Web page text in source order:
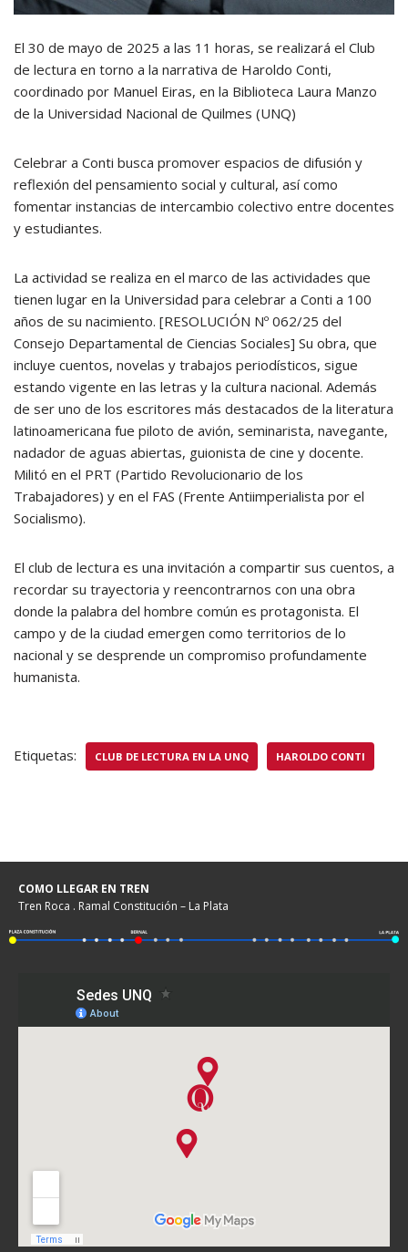
El 30 de mayo de 2025 a las 11 horas, se realizará el Club
de lectura en torno a la narrativa de Haroldo Conti,
coordinado por Manuel Eiras, en la Biblioteca Laura Manzo
de la Universidad Nacional de Quilmes (UNQ)
Celebrar a Conti busca promover espacios de difusión y
reflexión del pensamiento social y cultural, así como
fomentar instancias de intercambio colectivo entre docentes
y estudiantes.
La actividad se realiza en el marco de las actividades que
tienen lugar en la Universidad para celebrar a Conti a 100
años de su nacimiento. [RESOLUCIÓN Nº 062/25 del
Consejo Departamental de Ciencias Sociales] Su obra, que
incluye cuentos, novelas y trabajos periodísticos, sigue
estando vigente en las letras y la cultura nacional. Además
de ser uno de los escritores más destacados de la literatura
latinoamericana fue piloto de avión, seminarista, navegante,
nadador de aguas abiertas, guionista de cine y docente.
Militó en el PRT (Partido Revolucionario de los
Trabajadores) y en el FAS (Frente Antiimperialista por el
Socialismo).
El club de lectura es una invitación a compartir sus cuentos, a
recordar su trayectoria y reencontrarnos con una obra
donde la palabra del hombre común es protagonista. El
campo y de la ciudad emergen como territorios de lo
nacional y se desprende un compromiso profundamente
humanista.
Etiquetas: CLUB DE LECTURA EN LA UNQ HAROLDO CONTI
COMO LLEGAR EN TREN
Tren Roca . Ramal Constitución – La Plata